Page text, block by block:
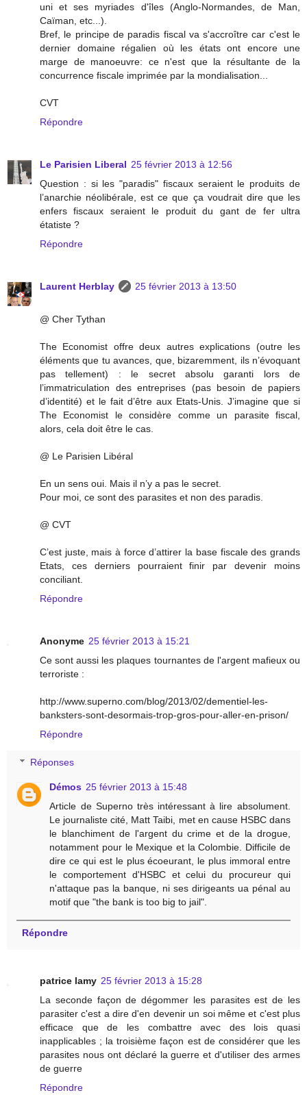
uni et ses myriades d'îles (Anglo-Normandes, de Man,
Caïman, etc...).
Bref, le principe de paradis fiscal va s'accroître car c'est le
dernier domaine régalien où les états ont encore une
marge de manoeuvre: ce n'est que la résultante de la
concurrence fiscale imprimée par la mondialisation...
CVT
Répondre
Le Parisien Liberal 25 février 2013 à 12:56
Question : si les "paradis" fiscaux seraient le produits de
l’anarchie néolibérale, est ce que ça voudrait dire que les
enfers fiscaux seraient le produit du gant de fer ultra
étatiste ?
Répondre
Laurent Herblay 25 février 2013 à 13:50
@ Cher Tythan
The Economist offre deux autres explications (outre les
éléments que tu avances, que, bizaremment, ils n’évoquant
pas tellement) : le secret absolu garanti lors de
l’immatriculation des entreprises (pas besoin de papiers
d’identité) et le fait d’être aux Etats-Unis. J’imagine que si
The Economist le considère comme un parasite fiscal,
alors, cela doit être le cas.
@ Le Parisien Libéral
En un sens oui. Mais il n’y a pas le secret.
Pour moi, ce sont des parasites et non des paradis.
@ CVT
C’est juste, mais à force d’attirer la base fiscale des grands
Etats, ces derniers pourraient finir par devenir moins
conciliant.
Répondre
Anonyme 25 février 2013 à 15:21
Ce sont aussi les plaques tournantes de l'argent mafieux ou
terroriste :
http://www.superno.com/blog/2013/02/dementiel-les-
banksters-sont-desormais-trop-gros-pour-aller-en-prison/
Répondre
Réponses
Démos 25 février 2013 à 15:48
Article de Superno très intéressant à lire absolument.
Le journaliste cité, Matt Taibi, met en cause HSBC dans
le blanchiment de l'argent du crime et de la drogue,
notamment pour le Mexique et la Colombie. Difficile de
dire ce qui est le plus écoeurant, le plus immoral entre
le comportement d'HSBC et celui du procureur qui
n'attaque pas la banque, ni ses dirigeants ua pénal au
motif que "the bank is too big to jail".
Répondre
patrice lamy 25 février 2013 à 15:28
La seconde façon de dégommer les parasites est de les
parasiter c'est a dire d'en devenir un soi même et c'est plus
efficace que de les combattre avec des lois quasi
inapplicables ; la troisième façon est de considérer que les
parasites nous ont déclaré la guerre et d'utiliser des armes
de guerre
Répondre